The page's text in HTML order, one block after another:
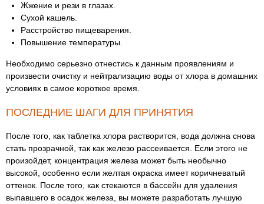
Жжение и рези в глазах.
Сухой кашель.
Расстройство пищеварения.
Повышение температуры.
Необходимо серьезно отнестись к данным проявлениям и
произвести очистку и нейтрализацию воды от хлора в домашних
условиях в самое короткое время.
ПОСЛЕДНИЕ ШАГИ ДЛЯ ПРИНЯТИЯ
После того, как таблетка хлора растворится, вода должна снова
стать прозрачной, так как железо рассеивается. Если этого не
произойдет, концентрация железа может быть необычно
высокой, особенно если желтая окраска имеет коричневатый
оттенок. После того, как стекаются в бассейн для удаления
выпавшего в осадок железа, вы можете разработать лучшую